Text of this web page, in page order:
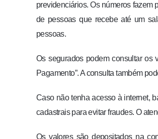
previdenciários. Os números fazem
de pessoas que recebe até um
pessoas.
Os segurados podem consultar os
Pagamento”. A consulta também
Caso não tenha acesso à internet,
cadastrais para evitar fraudes. O
Os valores são depositados na